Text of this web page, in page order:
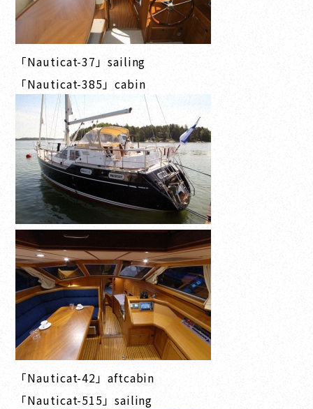
「Nauticat-37」sailing
「Nauticat-385」cabin
「Nauticat-42」aftcabin
「Nauticat-515」sailing